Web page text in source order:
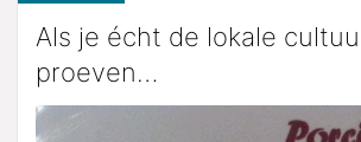
Als je écht de lokale
proeven…